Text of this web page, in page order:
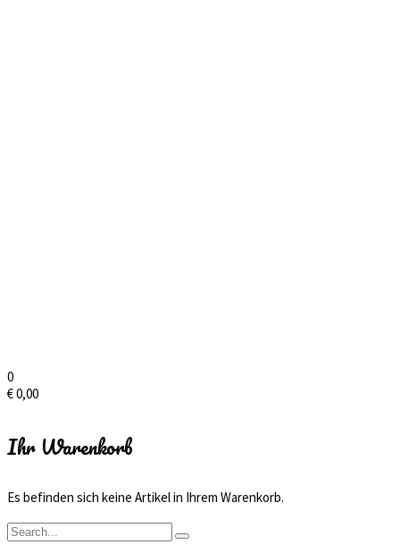
0
€0,00
Ihr Warenkorb
Es befinden sich keine Artikel in Ihrem Warenkorb.